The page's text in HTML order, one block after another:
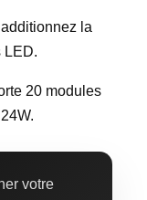
la
LED.
20 modules
votre